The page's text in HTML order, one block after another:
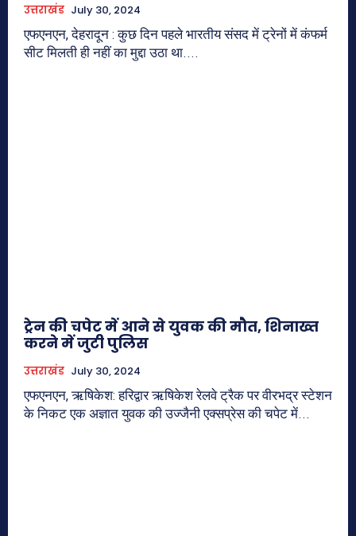
उत्तराखंड July 30, 2024
एफएनएन, देहरादून : कुछ दिन पहले भारतीय संसद में ट्रेनों में कंफर्म
सीट मिलती ही नहीं का मुद्दा उठा था....
ट्रेन की चपेट में आने से युवक की मौत, शिनाख्त
करने में जुटी पुलिस
उत्तराखंड July 30, 2024
एफएनएन, ऋषिकेश: हरिद्वार ऋषिकेश रेलवे ट्रैक पर वीरभद्र स्टेशन
के निकट एक अज्ञात युवक की उज्जैनी एक्सप्रेस की चपेट में...